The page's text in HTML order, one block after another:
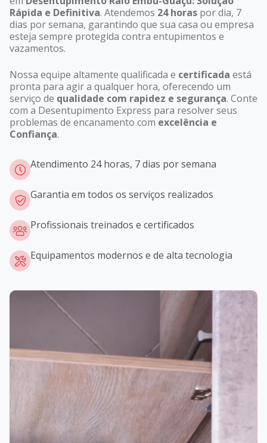
Rápida e Definitiva. Atendemos 24 horas por dia, 7
dias por semana, garantindo que sua casa ou empresa
esteja sempre protegida contra entupimentos e
vazamentos.
Nossa equipe altamente qualificada e certificada está
pronta para agir a qualquer hora, oferecendo um
serviço de qualidade com rapidez e segurança. Conte
com a Desentupimento Express para resolver seus
problemas de encanamento com excelência e
Confiança.
Atendimento 24 horas, 7 dias por semana
Garantia em todos os serviços realizados
Profissionais treinados e certificados
Equipamentos modernos e de alta tecnologia